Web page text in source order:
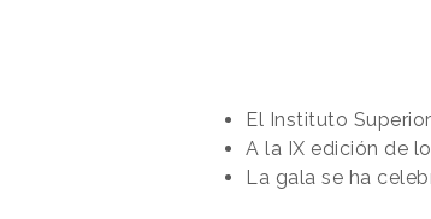
El Instituto
A la IX edición de
La gala se ha